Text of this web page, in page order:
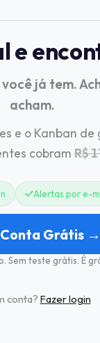
e
já tem.
acham.
e o Kanban
cobramR$
Alertas por e-
Grátis →
Sem teste grátis. É
conta? Fazer login